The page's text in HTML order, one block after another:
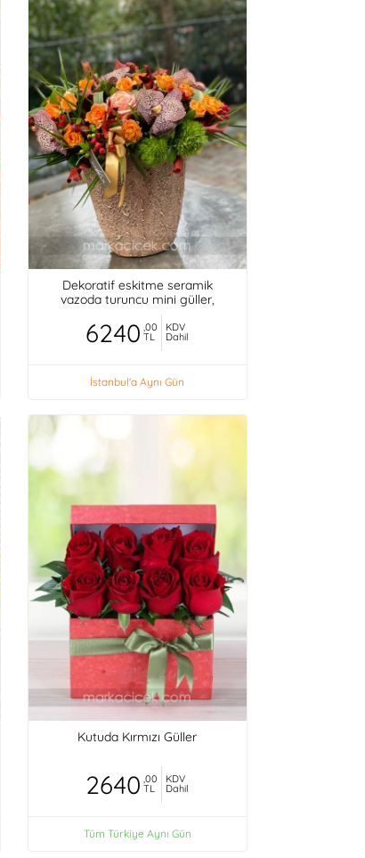
Dekoratif eskitme seramik
vazoda turuncu mini güller,
orkideler,
6240 ,00
TL
KDV
Dahil
İstanbul'a Aynı Gün
Kutuda Kırmızı Güller
2640 ,00
TL
KDV
Dahil
Tüm Türkiye Aynı Gün